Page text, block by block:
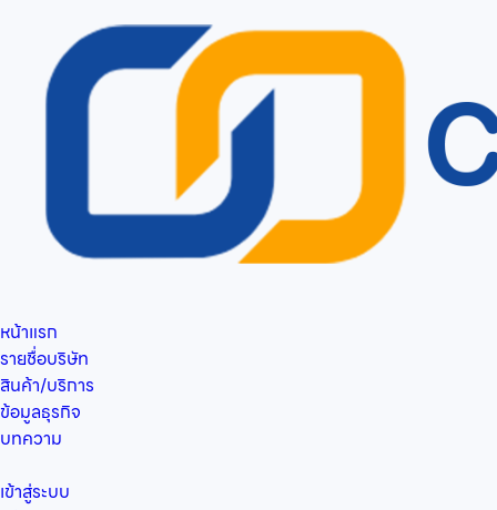
หน้าแรก
รายชื่อบริษัท
สินค้า/บริการ
ข้อมูลธุรกิจ
บทความ
เข้าสู่ระบบ